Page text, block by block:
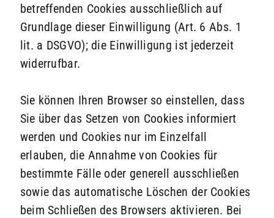
betreffenden Cookies ausschließlich auf
Grundlage dieser Einwilligung (Art. 6 Abs. 1
lit. a DSGVO); die Einwilligung ist jederzeit
widerrufbar.
Sie können Ihren Browser so einstellen, dass
Sie über das Setzen von Cookies informiert
werden und Cookies nur im Einzelfall
erlauben, die Annahme von Cookies für
bestimmte Fälle oder generell ausschließen
sowie das automatische Löschen der Cookies
beim Schließen des Browsers aktivieren. Bei